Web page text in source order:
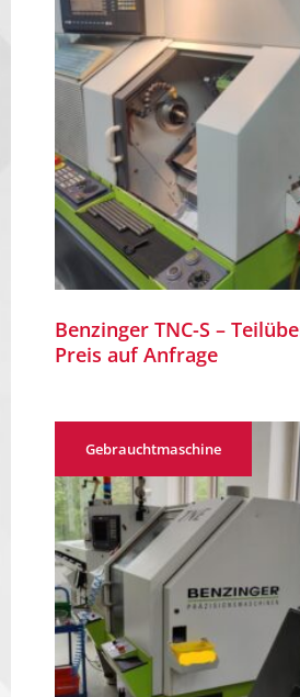
Über Uns
Kontakt
Benzinger TNC-S –
Preis auf Anfrage
Gebrauchtmaschine